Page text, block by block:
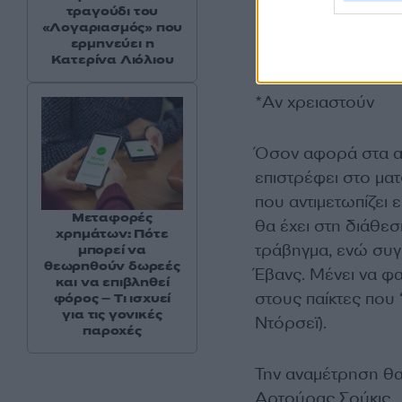
Game 5:
*Αν χρειαστούν
Όσον αφορά στα
επιστρέφει στο
που
θα έχει στη
τράβηγμα, ενώ
Έβανς. Μένει να
στους παίκτες
Ντόρσεϊ).
Την αναμέτρηση
τραγούδι του
«Λογαριασμός» που
ερμηνεύει η
Κατερίνα Λιόλιου
Μεταφορές
χρημάτων: Πότε
μπορεί να
θεωρηθούν δωρεές
και να επιβληθεί
φόρος – Τι ισχυεί
για τις γονικές
παροχές